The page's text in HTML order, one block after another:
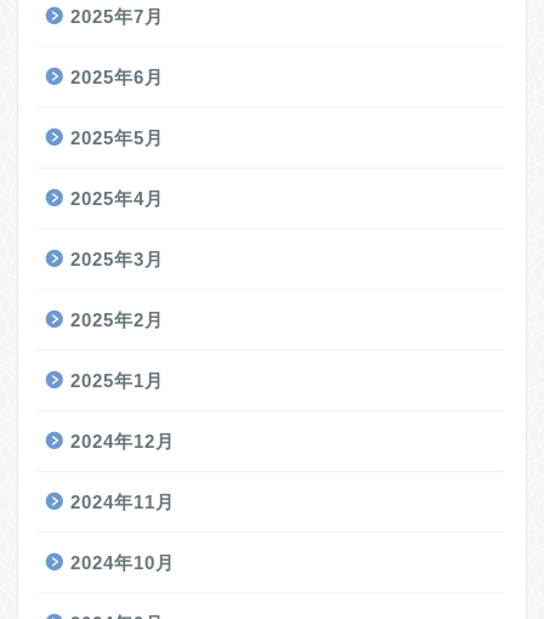
2025年7月
2025年6月
2025年5月
2025年4月
2025年3月
2025年2月
2025年1月
2024年12月
2024年11月
2024年10月